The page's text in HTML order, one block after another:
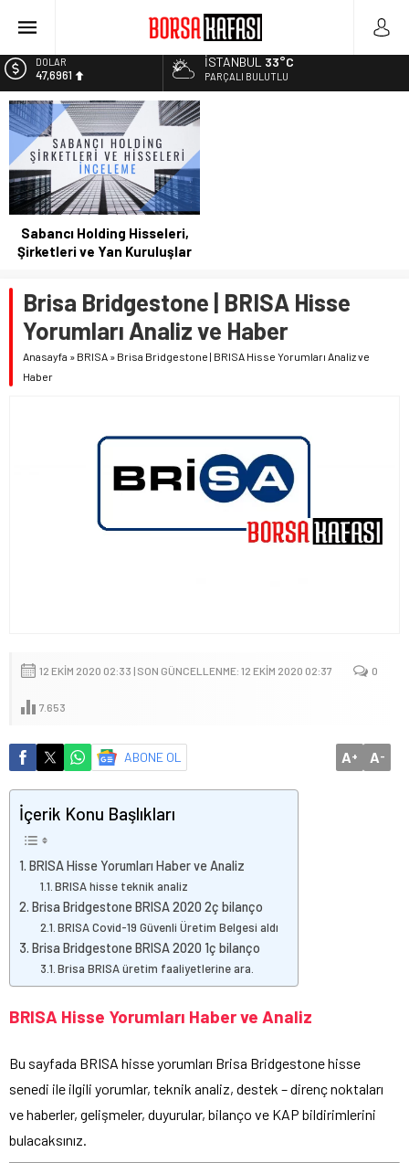
Bitcoin Halving Sonrası Kripto Para Piyasası
2027 Borsa Yatırımları: Akıllı Portföy Stratejileri
Borsa Bugün Ne Olur? 04/08/2023
Kayseri Şeker Fabrika İnşaatının Temelini Atıyor
DOLAR
47,6961
EURO
55,1808
ALTIN
6.662,82
BİST
13.779,39
İSTANBUL 33°C
PARÇALI BULUTLU
Sabancı Holding Hisseleri,
Şirketleri ve Yan Kuruluşlar
Brisa Bridgestone | BRISA Hisse
Yorumları Analiz ve Haber
Anasayfa » BRISA » Brisa Bridgestone | BRISA Hisse Yorumları Analiz ve
Haber
12 EKIM 2020 02:33 | SON GÜNCELLENME: 12 EKIM 2020 02:37 0
7.653
ABONE OL A+ A-
İçerik Konu Başlıkları
BRISA Hisse Yorumları Haber ve Analiz
BRISA hisse teknik analiz
Brisa Bridgestone BRISA 2020 2ç bilanço
BRISA Covid-19 Güvenli Üretim Belgesi aldı
Brisa Bridgestone BRISA 2020 1ç bilanço
Brisa BRISA üretim faaliyetlerine ara.
BRISA Hisse Yorumları Haber ve Analiz
Bu sayfada BRISA hisse yorumları Brisa Bridgestone hisse
senedi ile ilgili yorumlar, teknik analiz, destek – direnç noktaları
ve haberler, gelişmeler, duyurular, bilanço ve KAP bildirimlerini
bulacaksınız.